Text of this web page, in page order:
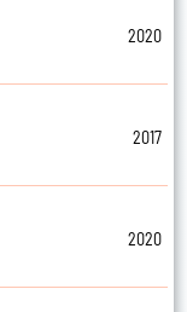
2020
2017
2020